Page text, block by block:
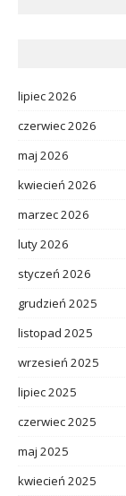
lipiec 2026
czerwiec 2026
maj 2026
kwiecień 2026
marzec 2026
luty 2026
styczeń 2026
grudzień 2025
listopad 2025
wrzesień 2025
lipiec 2025
czerwiec 2025
maj 2025
kwiecień 2025